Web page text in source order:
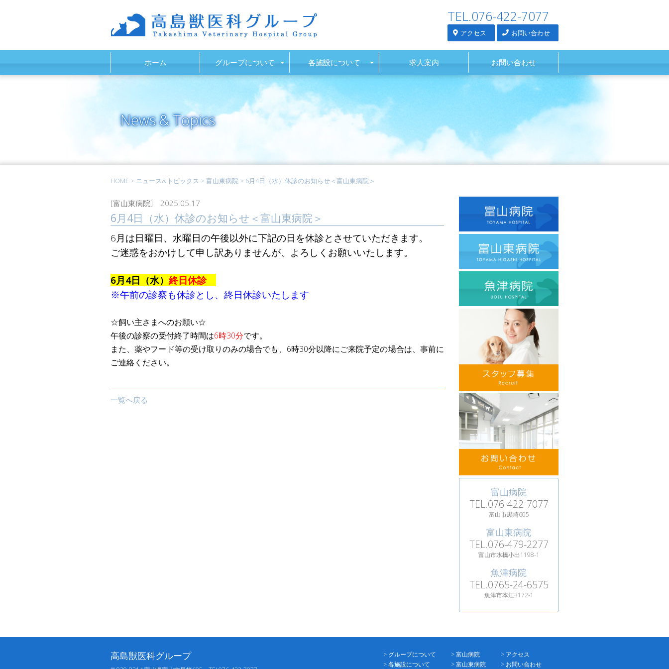
TEL.076-422-7077
アクセス お問い合わせ
ホーム グループについて 各施設について 求人案内 お問い合わせ
News & Topics
HOME > ニュース&トピックス > 富山東病院 > 6月4日（水）休診のお知らせ＜富山東病院＞
[富山東病院] 2025.05.17
6月4日（水）休診のお知らせ＜富山東病院＞
6月は日曜日、水曜日の午後以外に下記の日を休診とさせていただきます。
ご迷惑をおかけして申し訳ありませんが、よろしくお願いいたします。
6月4日（水） 終日休診
※午前の診察も休診とし、終日休診いたします
☆飼い主さまへのお願い☆
午後の診察の受付終了時間は6時30分です。
また、薬やフード等の受け取りのみの場合でも、6時30分以降にご来院予定の場合は、事前に
ご連絡ください。
一覧へ戻る
富山病院
TEL.076-422-7077
富山市黒崎605
富山東病院
TEL.076-479-2277
富山市水橋小出1198-1
魚津病院
TEL.0765-24-6575
魚津市本江3172-1
高島獣医科グループ
> グループについて
> 各施設について
> 富山病院
> 富山東病院
> アクセス
> お問い合わせ